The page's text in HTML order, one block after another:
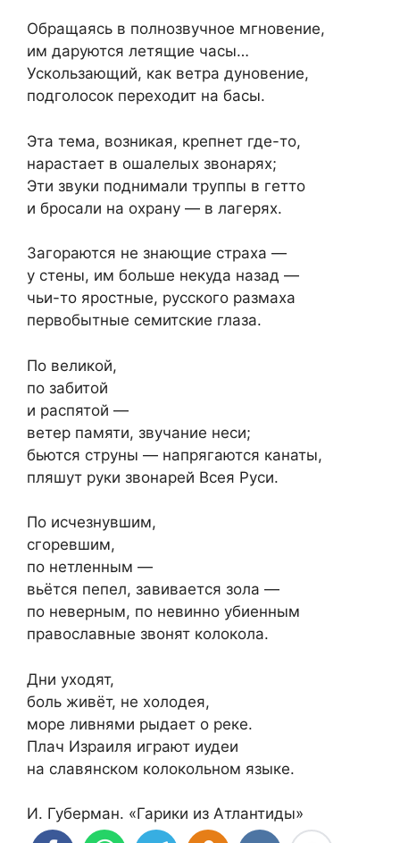
Обращаясь в полнозвучное мгновение,
им даруются летящие часы…
Ускользающий, как ветра дуновение,
подголосок переходит на басы.
Эта тема, возникая, крепнет где-то,
нарастает в ошалелых звонарях;
Эти звуки поднимали труппы в гетто
и бросали на охрану — в лагерях.
Загораются не знающие страха —
у стены, им больше некуда назад —
чьи-то яростные, русского размаха
первобытные семитские глаза.
По великой,
по забитой
и распятой —
ветер памяти, звучание неси;
бьются струны — напрягаются канаты,
пляшут руки звонарей Всея Руси.
По исчезнувшим,
сгоревшим,
по нетленным —
вьётся пепел, завивается зола —
по неверным, по невинно убиенным
православные звонят колокола.
Дни уходят,
боль живёт, не холодея,
море ливнями рыдает о реке.
Плач Израиля играют иудеи
на славянском колокольном языке.
И. Губерман. «Гарики из Атлантиды»